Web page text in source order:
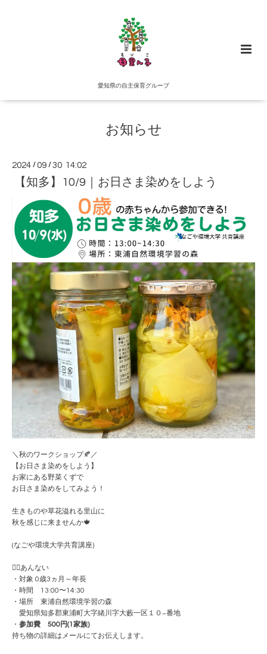
愛知県の自主保育グループ
お知らせ
2024 /09 /30 14:02
【知多】10/9｜お日さま染めをしよう
＼秋のワークショップ🍂／
【お日さま染めをしよう】
お家にある野菜くずで
お日さま染めをしてみよう！
生きものや草花溢れる里山に
秋を感じに来ませんか🍁
(なごや環境大学共育講座)
💁‍♀️あんない
・対象 0歳3ヵ月～年長
・時間 13:00〜14:30
・場所 東浦自然環境学習の森
愛知県知多郡東浦町大字緒川字大藪一区１０−番地
・ 参加費 500円(1家族)
持ち物の詳細はメールにてお伝えします。